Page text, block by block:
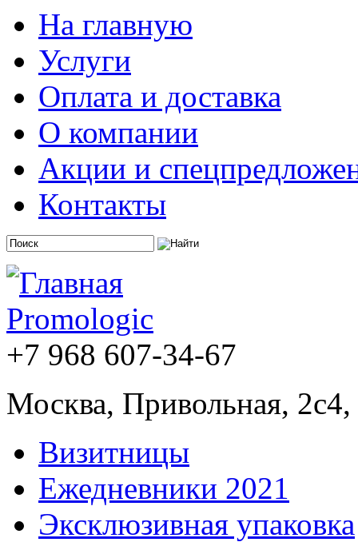
На главную
Услуги
Оплата и доставка
О компании
Акции и
Контакты
+7 968 607-34-67
Москва, Привольная,
Визитницы
Ежедневники 2021
Эксклюзивная упаковка